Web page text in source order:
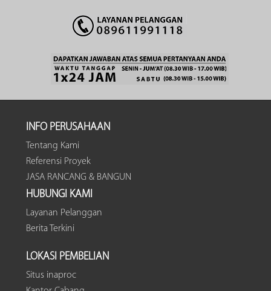
INFO PERUSAHAAN
Tentang Kami
Referensi Proyek
JASA RANCANG & BANGUN
HUBUNGI KAMI
Layanan Pelanggan
Berita Terkini
LOKASI PEMBELIAN
Situs inaproc